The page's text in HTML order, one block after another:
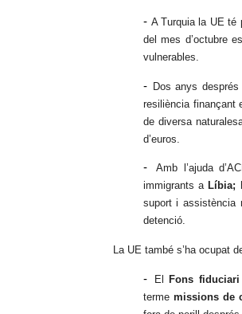
- A Turquia la UE té
del mes d’octubre
vulnerables.
- Dos anys
resiliència finançant
de diversa
d’euros.
-
Amb l’ajuda
immigrants a Líbia;
suport i assistència
detenció.
La UE també s’ha ocupat
- ElFons
terme missions de